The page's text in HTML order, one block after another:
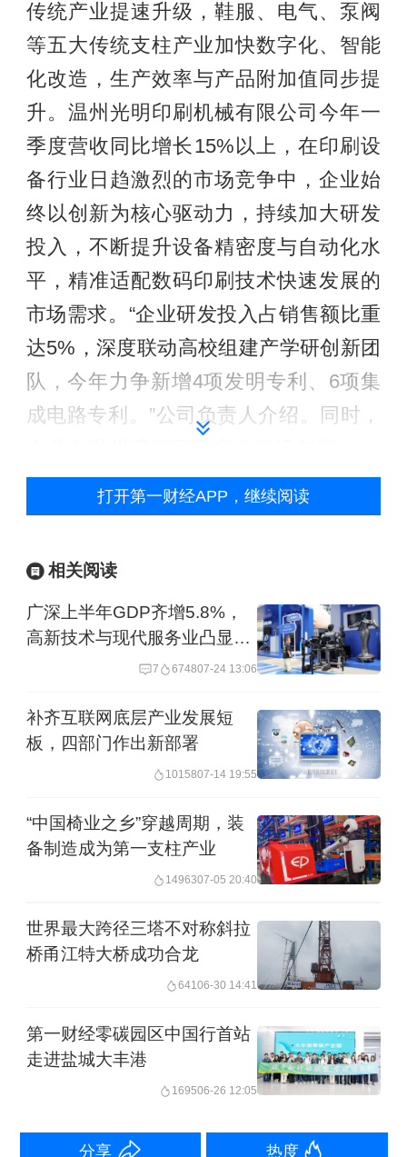
传统产业提速升级，鞋服、电气、泵阀
等五大传统支柱产业加快数字化、智能
化改造，生产效率与产品附加值同步提
升。温州光明印刷机械有限公司今年一
季度营收同比增长15%以上，在印刷设
备行业日趋激烈的市场竞争中，企业始
终以创新为核心驱动力，持续加大研发
投入，不断提升设备精密度与自动化水
平，精准适配数码印刷技术快速发展的
市场需求。“企业研发投入占销售额比重
达5%，深度联动高校组建产学研创新团
队，今年力争新增4项发明专利、6项集
成电路专利。”公司负责人介绍。同时，
台印刷智能装备、1.2亿平方米精品包装
纸新材料智能基地，以技术创新与产能
向智能化、高端化转型。
新兴动能加速集聚，新能源、新材料、
高端装备等五大战新产业增势迅猛，成
为工业增长新引擎。1-4月，温州数字经
济核心产业制造业增加值同比增长
25.2%，高技术产业增加值增长21.9%，
新投入持续加码，1-3月规上工业企业研
发费用同比增长9.0%，企业深耕技术攻
持续显现，为工业高质量发展注入持久
投资结构持续优化，发展后劲不断夯
实。在全市固定资产投资总体承压背景
下，1-4月，全市制造业投资同比增长
25.7%，拉动全部投资增长5.5个百分
打开第一财经APP，继续阅读
相关阅读
广深上半年GDP齐增5.8%，
高新技术与现代服务业凸显韧
7 674807-24 13:06
补齐互联网底层产业发展短
板，四部门作出新部署
1015807-14 19:55
“中国椅业之乡”穿越周期，装
备制造成为第一支柱产业
1496307-05 20:40
世界最大跨径三塔不对称斜拉
桥甬江特大桥成功合龙
64106-30 14:41
第一财经零碳园区中国行首站
走进盐城大丰港
169506-26 12:05
分享 热度